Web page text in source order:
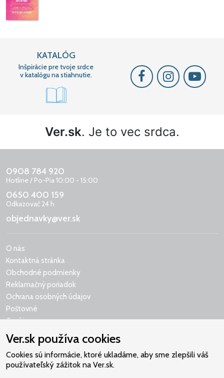
KATALÓG
Inšpirácie pre tvoje srdce
v katalógu na stiahnutie.
Ver.sk. Je to vec srdca.
0908 784 920
Hotline / Po-Pia 10:00 - 15:00
0650 400 159
Odkazovač 24 h
objednavky@ver.sk
O nás
Kontaktná stránka
Obchodné podmienky
Reklamačný poriadok
Ochrana osobných údajov
Poštovné
Cookies
Ver.sk používa cookies
Cookies sú informácie, ktoré ukladáme, aby sme zlepšili váš
používateľský zážitok na Ver.sk.